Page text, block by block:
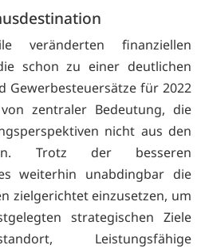
veränderten finanziellen
schon zu einer deutlichen
Gewerbesteuersätze für 2022
zentraler Bedeutung, die
nicht aus den
Trotz der besseren
weiterhin unabdingbar die
zielgerichtet einzusetzen, um
strategischen Ziele
Leistungsfähige